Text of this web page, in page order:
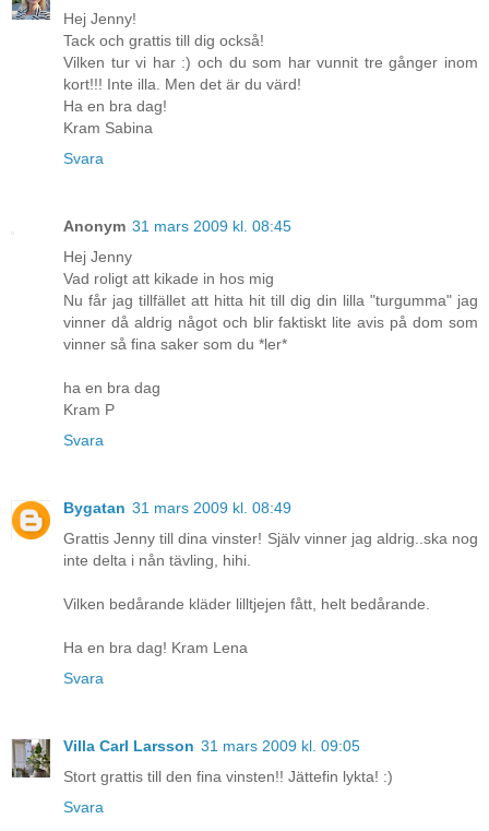
Hej Jenny!
Tack och grattis till dig också!
Vilken tur vi har :) och du som har vunnit tre gånger inom
kort!!! Inte illa. Men det är du värd!
Ha en bra dag!
Kram Sabina
Svara
Anonym 31 mars 2009 kl. 08:45
Hej Jenny
Vad roligt att kikade in hos mig
Nu får jag tillfället att hitta hit till dig din lilla "turgumma" jag
vinner då aldrig något och blir faktiskt lite avis på dom som
vinner så fina saker som du *ler*
ha en bra dag
Kram P
Svara
Bygatan 31 mars 2009 kl. 08:49
Grattis Jenny till dina vinster! Själv vinner jag aldrig..ska nog
inte delta i nån tävling, hihi.
Vilken bedårande kläder lilltjejen fått, helt bedårande.
Ha en bra dag! Kram Lena
Svara
Villa Carl Larsson 31 mars 2009 kl. 09:05
Stort grattis till den fina vinsten!! Jättefin lykta! :)
Svara